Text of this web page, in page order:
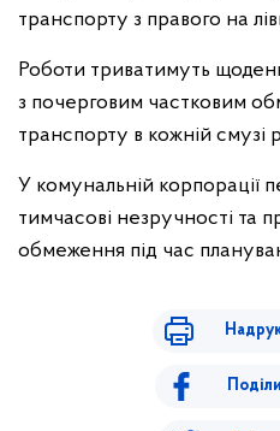
транспорту з правого на
Роботи триватимуть
з почерговим частковим
транспорту в кожній смузі
У комунальній корпорації
тимчасові незручності та
обмеження під час